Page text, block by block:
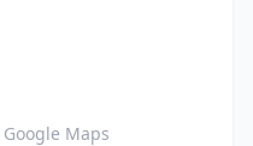
Google Maps